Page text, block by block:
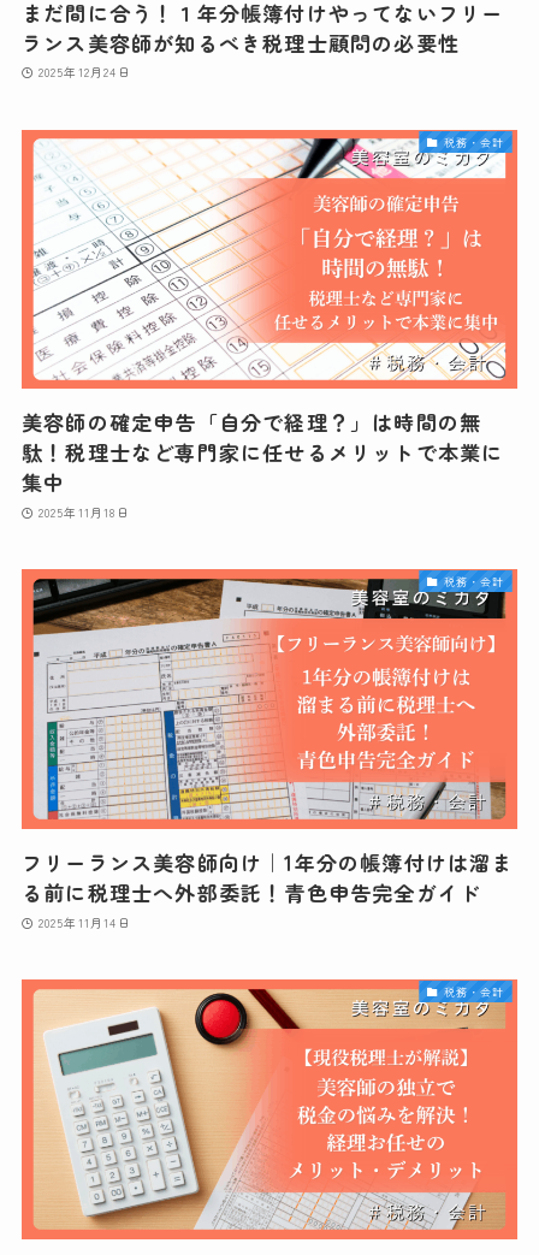
まだ間に合う！１年分帳簿付けやってないフリー
ランス美容師が知るべき税理士顧問の必要性
2025年12月24日
税務・会計
美容師の確定申告「自分で経理？」は時間の無
駄！税理士など専門家に任せるメリットで本業に
集中
2025年11月18日
税務・会計
フリーランス美容師向け｜1年分の帳簿付けは溜ま
る前に税理士へ外部委託！青色申告完全ガイド
2025年11月14日
税務・会計